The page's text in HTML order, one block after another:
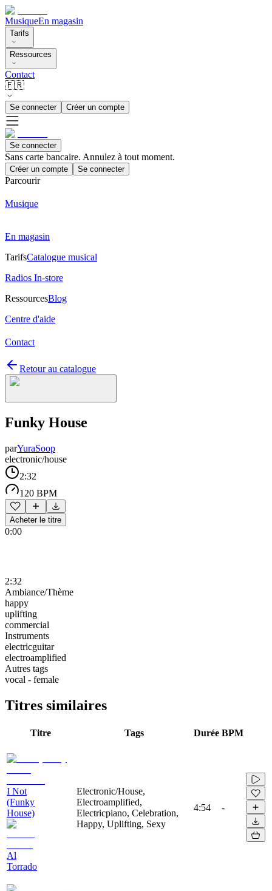
MusiqueEn magasin
Tarifs
Ressources
Contact
🇫🇷
Se connecter Créer un compte
Se connecter
Sans carte bancaire. Annulez à tout moment.
Créer un compte Se connecter
Parcourir
Musique
En magasin
TarifsCatalogue musical
Radios In-store
RessourcesBlog
Centre d'aide
Contact
Retour au catalogue
Funky House
parYuraSoop
electronic/house
2:32
120 BPM
Acheter le titre
0:00
2:32
Ambiance/Thème
happy
uplifting
commercial
Instruments
electricguitar
electroamplified
Autres tags
vocal - female
Titres similaires
Titre Tags Durée BPM
I Not
(Funky
House)
Al
Torrado
Electronic/House,
Electroamplified,
Electricpiano, Celebration,
Happy, Uplifting, Sexy
4:54 -